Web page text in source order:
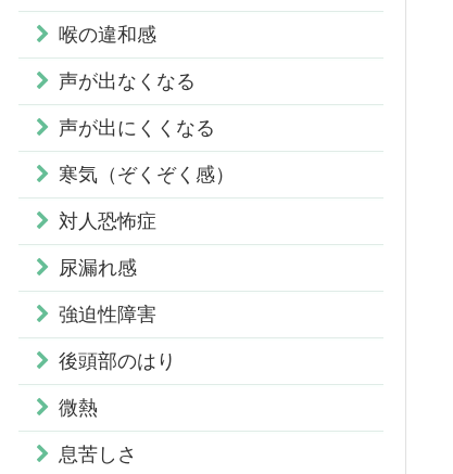
喉の違和感
声が出なくなる
声が出にくくなる
寒気（ぞくぞく感）
対人恐怖症
尿漏れ感
強迫性障害
後頭部のはり
微熱
息苦しさ